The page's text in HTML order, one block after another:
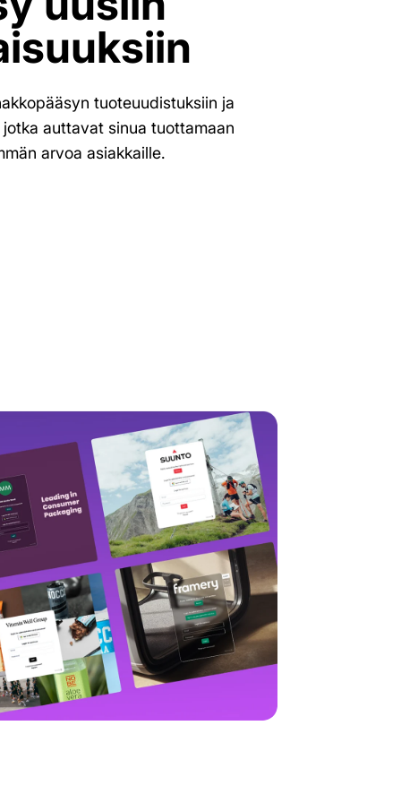
tuoteuudistuksiin ja
auttavat sinua tuottamaan
arvoa asiakkaille.